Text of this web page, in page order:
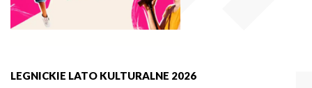
LEGNICKIE LATO KULTURALNE 2026